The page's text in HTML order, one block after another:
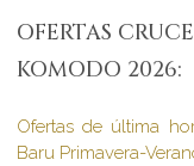
OFERTAS
KOMODO 2026:
Ofertas de última
Baru Primavera-